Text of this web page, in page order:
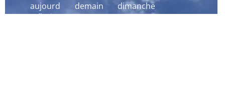
aujourd
´hui
demain dimanche